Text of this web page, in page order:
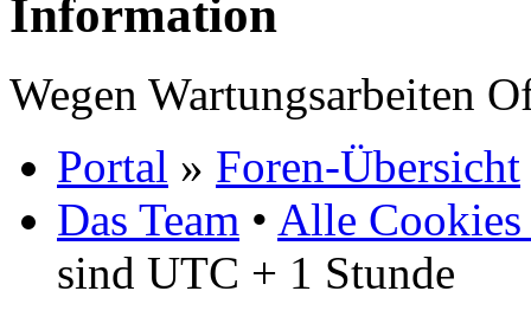
Information
Wegen Wartungsarbeiten
Portal » Foren-Übersicht
Das Team • Alle Cookies
sind UTC + 1 Stunde